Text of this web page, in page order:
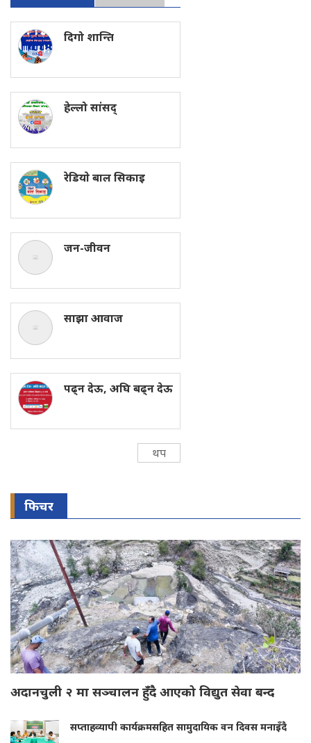
दिगो शान्ति
हेल्लो सांसद्
रेडियाे बाल सिकाइ
जन-जीवन
साझा आवाज
पढ्न देऊ, अघि बढ्न देऊ
थप
फिचर
अदानचुली २ मा सञ्चालन हुँदै आएको विद्युत सेवा बन्द
सप्ताहव्यापी कार्यक्रमसहित सामुदायिक वन दिवस मनाइँदै